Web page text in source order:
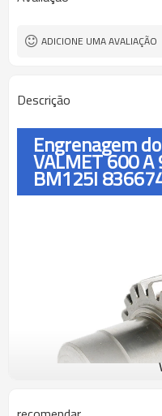
Dureza
ADICIONE UMA AVALIAÇÃO
Descrição
Engrenagem
VALMET 600
BM125I